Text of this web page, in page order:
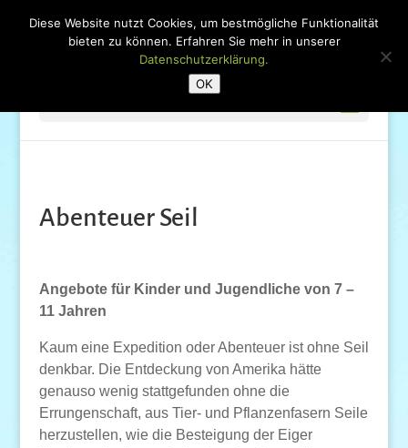
Abenteuer Seil
Angebote für Kinder und Jugendliche von 7 –
11 Jahren
Kaum eine Expedition oder Abenteuer ist ohne Seil
denkbar. Die Entdeckung von Amerika hätte
genauso wenig stattgefunden ohne die
Errungenschaft, aus Tier- und Pflanzenfasern Seile
herzustellen, wie die Besteigung der Eiger
Diese Website nutzt Cookies, um bestmögliche Funktionalität
bieten zu können. Erfahren Sie mehr in unserer
Datenschutzerklärung.
OK